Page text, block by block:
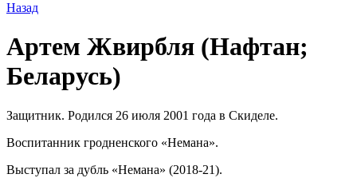
Назад
Артем Жвирбля (Нафтан;
Беларусь)
Защитник. Родился 26 июля 2001 года в Скиделе.
Воспитанник гродненского «Немана».
Выступал за дубль «Немана» (2018-21).